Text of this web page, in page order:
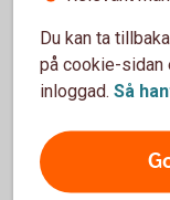
kommer du till
@wwsparbank
Tack för ett fint
Skapa
Du kan ta
på cookie-sidan
inloggad. Så